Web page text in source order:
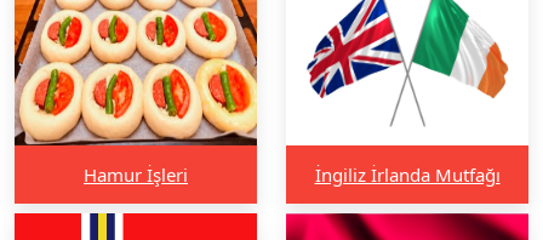
Hamur İşleri İngiliz İrlanda Mutfağı